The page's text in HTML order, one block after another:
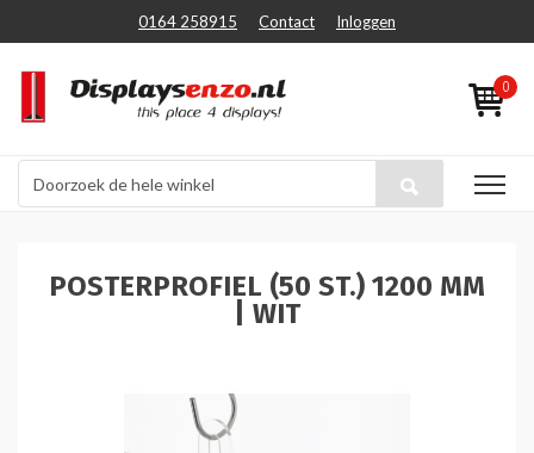
0164 258915 Contact Inloggen
0
POSTERPROFIEL (50 ST.) 1200 MM
| WIT